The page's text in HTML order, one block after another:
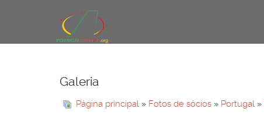
Galeria
Página principal » Fotos de sócios » Portugal »